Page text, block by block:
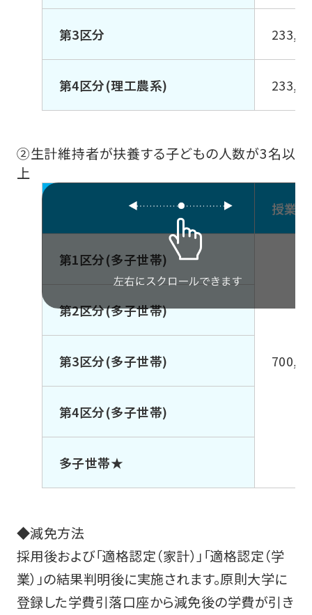
第3区分
第4区分(理工農系)
②生計維持者が扶養する子どもの人数が3名以
上
授業
第1区分(多子世帯)
第2区分(多子世帯)
第3区分(多子世帯)
第4区分(多子世帯)
多子世帯★
◆減免方法
採用後および「適格認定（家計）」「適格認定（学
業）」の結果判明後に実施されます。原則大学に
登録した学費引落口座から減免後の学費が引き